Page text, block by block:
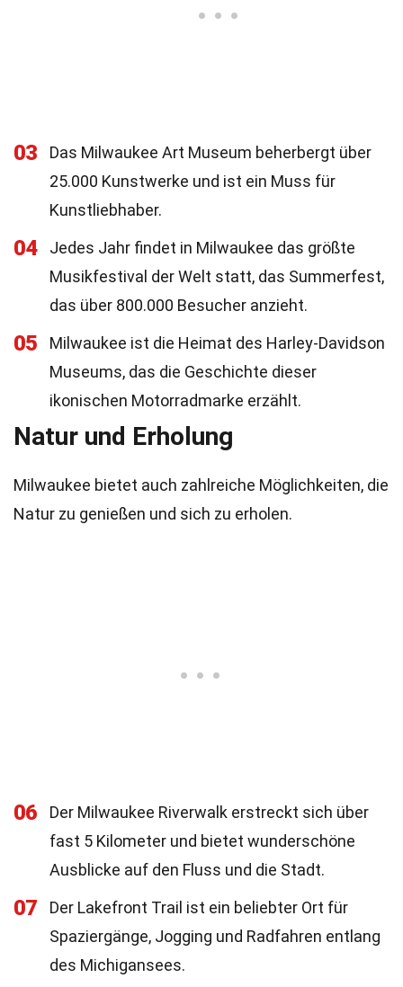
03
Das Milwaukee Art Museum beherbergt über
25.000 Kunstwerke und ist ein Muss für
Kunstliebhaber.
04
Jedes Jahr findet in Milwaukee das größte
Musikfestival der Welt statt, das Summerfest,
das über 800.000 Besucher anzieht.
05
Milwaukee ist die Heimat des Harley-Davidson
Museums, das die Geschichte dieser
ikonischen Motorradmarke erzählt.
Natur und Erholung
Milwaukee bietet auch zahlreiche Möglichkeiten, die
Natur zu genießen und sich zu erholen.
06
Der Milwaukee Riverwalk erstreckt sich über
fast 5 Kilometer und bietet wunderschöne
Ausblicke auf den Fluss und die Stadt.
07
Der Lakefront Trail ist ein beliebter Ort für
Spaziergänge, Jogging und Radfahren entlang
des Michigansees.